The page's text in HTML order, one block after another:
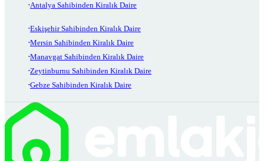
Antalya Sahibinden Kiralık Daire
Eskişehir Sahibinden Kiralık Daire
Mersin Sahibinden Kiralık Daire
Manavgat Sahibinden Kiralık Daire
Zeytinburnu Sahibinden Kiralık Daire
Gebze Sahibinden Kiralık Daire